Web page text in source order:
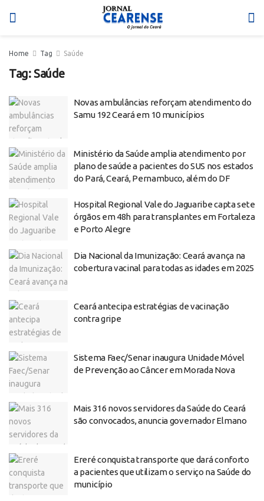
Home Tag Saúde
Tag:Saúde
Novas ambulâncias reforçam atendimento do
Samu 192 Ceará em 10 municípios
Ministério da Saúde amplia atendimento por
plano de saúde a pacientes do SUS nos estados
do Pará, Ceará, Pernambuco, além do DF
Hospital Regional Vale do Jaguaribe capta sete
órgãos em 48h para transplantes em Fortaleza
e Porto Alegre
Dia Nacional da Imunização: Ceará avança na
cobertura vacinal para todas as idades em 2025
Ceará antecipa estratégias de vacinação
contra gripe
Sistema Faec/Senar inaugura Unidade Móvel
de Prevenção ao Câncer em Morada Nova
Mais 316 novos servidores da Saúde do Ceará
são convocados, anuncia governador Elmano
Ereré conquista transporte que dará conforto
a pacientes que utilizam o serviço na Saúde do
município